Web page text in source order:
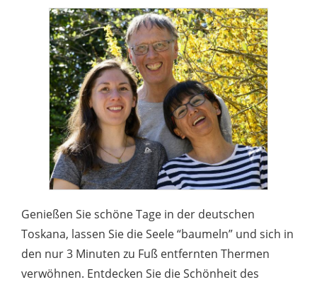
Genießen Sie schöne Tage in der deutschen
Toskana, lassen Sie die Seele “baumeln” und sich in
den nur 3 Minuten zu Fuß entfernten Thermen
verwöhnen. Entdecken Sie die Schönheit des